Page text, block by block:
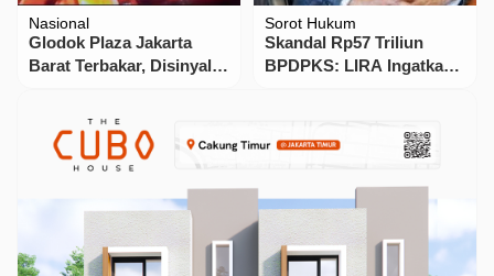
Nasional
Glodok Plaza Jakarta
Barat Terbakar, Disinyalir
Sorot Hukum
Skandal Rp57 Triliun
BPDPKS: LIRA Ingatkan
Konglomerat Sawit